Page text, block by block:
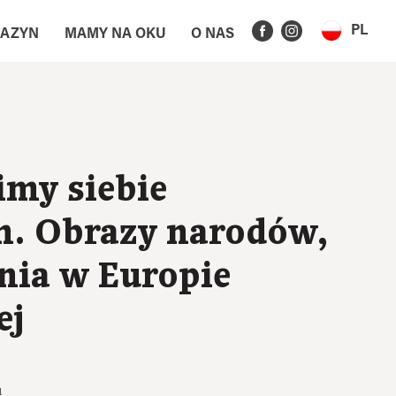
MAMY NA OKU O NAS PL
siebie
Obrazy narodów,
w Europie